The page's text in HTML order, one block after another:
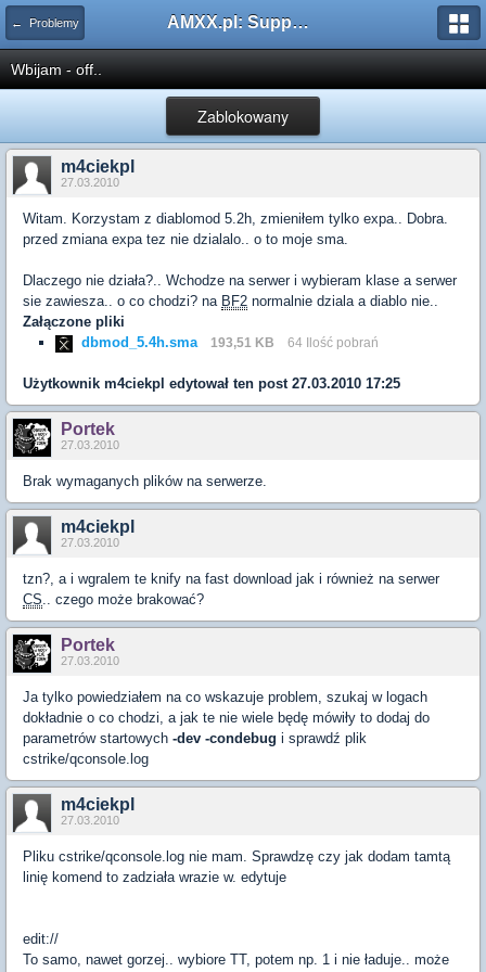
← Problemy AMXX.pl: Support AMX Mod X i SourceMod
Wbijam - off..
Zablokowany
m4ciekpl
27.03.2010
Witam. Korzystam z diablomod 5.2h, zmieniłem tylko expa.. Dobra.
przed zmiana expa tez nie dzialalo.. o to moje sma.
Dlaczego nie działa?.. Wchodze na serwer i wybieram klase a serwer
sie zawiesza.. o co chodzi? na BF2 normalnie dziala a diablo nie..
Załączone pliki
dbmod_5.4h.sma
193,51 KB 64 Ilość pobrań
Użytkownik m4ciekpl edytował ten post 27.03.2010 17:25
Portek
27.03.2010
Brak wymaganych plików na serwerze.
m4ciekpl
27.03.2010
tzn?, a i wgralem te knify na fast download jak i również na serwer
CS.. czego może brakować?
Portek
27.03.2010
Ja tylko powiedziałem na co wskazuje problem, szukaj w logach
dokładnie o co chodzi, a jak te nie wiele będę mówiły to dodaj do
parametrów startowych -dev -condebug i sprawdź plik
cstrike/qconsole.log
m4ciekpl
27.03.2010
Pliku cstrike/qconsole.log nie mam. Sprawdzę czy jak dodam tamtą
linię komend to zadziała wrazie w. edytuje
edit://
To samo, nawet gorzej.. wybiore TT, potem np. 1 i nie ładuje.. może